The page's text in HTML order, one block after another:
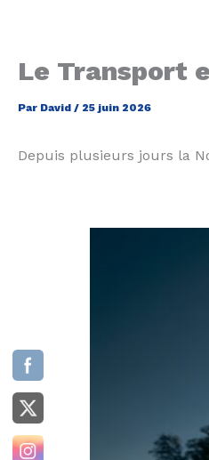
Le Transport
Par David / 25 juin 2026
Depuis plusieurs jours la